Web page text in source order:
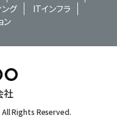
グ
ITインフラ
ン
社
Rights Reserved.